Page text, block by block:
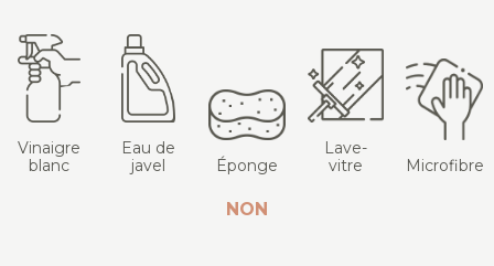
Vinaigre
blanc
Eau de
javel
Éponge
Lave-
vitre
Microfibre
NON